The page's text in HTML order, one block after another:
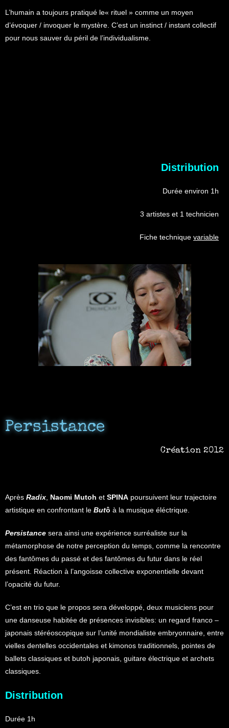
L’humain a toujours pratiqué le« rituel » comme un moyen
d’évoquer / invoquer le mystère. C’est un instinct / instant collectif
pour nous sauver du péril de l’individualisme.
Distribution
Durée environ 1h
3 artistes et 1 technicien
Fiche technique variable
Persistance​
Création 2012
Après Radix, Naomi Mutoh et SPINA poursuivent leur trajectoire
artistique en confrontant le Butô à la musique éléctrique.
Persistance sera ainsi une expérience surréaliste sur la
métamorphose de notre perception du temps, comme la rencontre
des fantômes du passé et des fantômes du futur dans le réel
présent. Réaction à l’angoisse collective exponentielle devant
l’opacité du futur.
C’est en trio que le propos sera développé, deux musiciens pour
une danseuse habitée de présences invisibles: un regard franco –
japonais stéréoscopique sur l’unité mondialiste embryonnaire, entre
vielles dentelles occidentales et kimonos traditionnels, pointes de
ballets classiques et butoh japonais, guitare électrique et archets
classiques.
Distribution
Durée 1h